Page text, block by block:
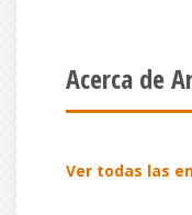
Acerca de
Ver todas las